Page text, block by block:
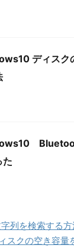
ディスク
た
列を検索する
スクの空き容量